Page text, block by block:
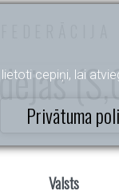
cepiņi, lai
Privātuma
Valsts